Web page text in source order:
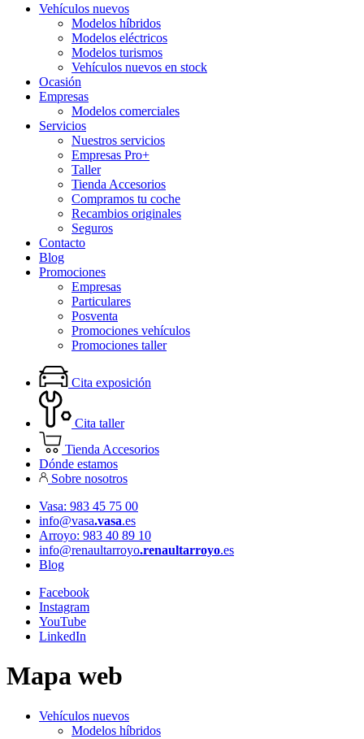
Vehículos nuevos
Modelos híbridos
Modelos eléctricos
Modelos turismos
Vehículos nuevos en stock
Ocasión
Empresas
Modelos comerciales
Servicios
Nuestros servicios
Empresas Pro+
Taller
Tienda Accesorios
Compramos tu coche
Recambios originales
Seguros
Contacto
Blog
Promociones
Empresas
Particulares
Posventa
Promociones vehículos
Promociones taller
Cita exposición
Cita taller
Tienda Accesorios
Dónde estamos
Sobre nosotros
Vasa: 983 45 75 00
info@vasa.vasa.es
Arroyo: 983 40 89 10
info@renaultarroyo.renaultarroyo.es
Blog
Facebook
Instagram
YouTube
LinkedIn
Mapa web
Vehículos nuevos
Modelos híbridos